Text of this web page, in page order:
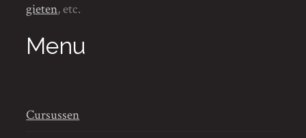
gieten, etc.
Menu
Cursussen